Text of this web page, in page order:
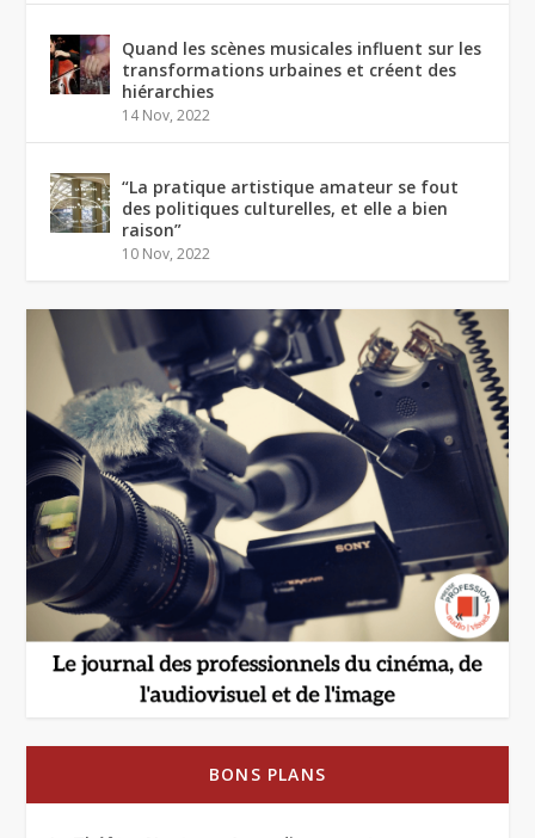
Quand les scènes musicales influent sur les
transformations urbaines et créent des
hiérarchies
14 Nov, 2022
“La pratique artistique amateur se fout
des politiques culturelles, et elle a bien
raison”
10 Nov, 2022
BONS PLANS